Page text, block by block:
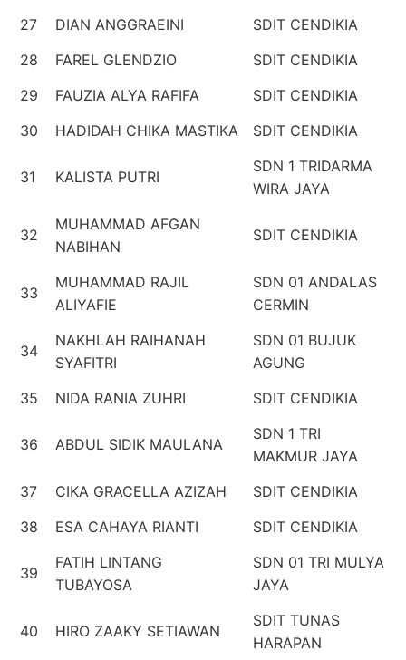
27
DIAN ANGGRAEINI
SDIT CENDIKIA
28
FAREL GLENDZIO
SDIT CENDIKIA
29
FAUZIA ALYA RAFIFA
SDIT CENDIKIA
30
HADIDAH CHIKA MASTIKA SDIT CENDIKIA
31 KALISTA PUTRI
SDN 1 TRIDARMA
WIRA JAYA
32
MUHAMMAD AFGAN
NABIHAN
SDIT CENDIKIA
33
MUHAMMAD RAJIL
ALIYAFIE
SDN 01 ANDALAS
CERMIN
34
NAKHLAH RAIHANAH
SYAFITRI
SDN 01 BUJUK
AGUNG
35
NIDA RANIA ZUHRI SDIT CENDIKIA
36 ABDUL SIDIK MAULANA
SDN 1 TRI
MAKMUR JAYA
37
CIKA GRACELLA AZIZAH
SDIT CENDIKIA
38
ESA CAHAYA RIANTI SDIT CENDIKIA
39
FATIH LINTANG
TUBAYOSA
SDN 01 TRI MULYA
JAYA
40 HIRO ZAAKY SETIAWAN
SDIT TUNAS
HARAPAN